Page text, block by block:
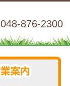
048-876-2300